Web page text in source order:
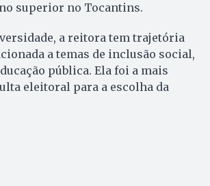
superior no Tocantins.
a reitora tem trajetória
a temas de inclusão social,
pública. Ela foi a mais
eleitoral para a escolha da